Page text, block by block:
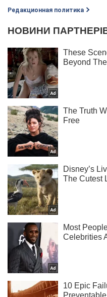
Редакционная политика